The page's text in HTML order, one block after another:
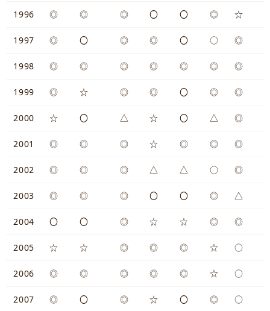
1996 ◎ ◎ ◎ 〇 〇 ◎ ☆
1997 ◎ 〇 ◎ ◎ 〇 ○ ◎
1998 ◎ ◎ ◎ ◎ ◎ ◎ ◎
1999 ◎ ☆ ◎ ◎ 〇 ◎ ◎
2000 ☆ 〇 △ ☆ 〇 △ ◎
2001 ◎ ◎ ◎ ☆ ◎ ◎ ◎
2002 ◎ ◎ ◎ △ △ ○ ◎
2003 ◎ ◎ ◎ 〇 〇 ◎ △
2004 〇 〇 ◎ ☆ ☆ ◎ ◎
2005 ☆ ☆ ◎ ◎ ◎ ☆ ○
2006 ◎ ◎ ◎ ◎ ◎ ☆ ○
2007 ◎ 〇 ◎ ☆ 〇 ◎ ○